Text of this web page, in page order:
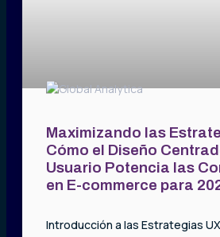
Maximizando las
Cómo el Diseño
Usuario Potencia las
en E-commerce para
Introducción a las Estrategias